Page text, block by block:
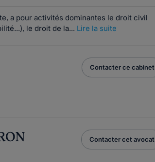
a pour activités dominantes le droit civil
le droit de la... Lire la suite
Contacter ce cabinet
Contacter cet avocat